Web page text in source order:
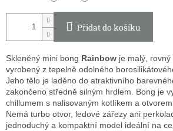
Přidat do košíku
Skleněný mini bong Rainbow je malý,
vyrobený z tepelně odolného
Jeho tělo je laděno do atraktivního
zakončeno středně silným hrdlem. Bong je
chillumem s nalisovaným kotlíkem a
Nemá turbo otvor, ledové zářezy ani
jednoduchý a kompaktní model ideální na